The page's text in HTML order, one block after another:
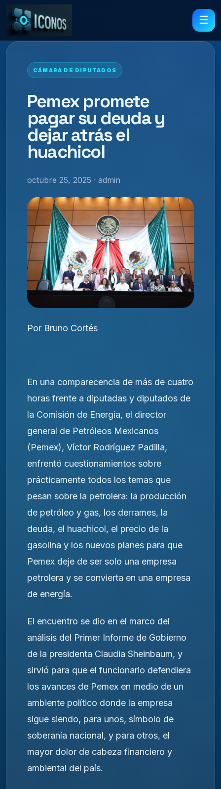
☰
CÁMARA DE DIPUTADOS
Pemex promete
pagar su deuda y
dejar atrás el
huachicol
octubre 25, 2025 · admin
Por Bruno Cortés
En una comparecencia de más de cuatro
horas frente a diputadas y diputados de
la Comisión de Energía, el director
general de Petróleos Mexicanos
(Pemex), Víctor Rodríguez Padilla,
enfrentó cuestionamientos sobre
prácticamente todos los temas que
pesan sobre la petrolera: la producción
de petróleo y gas, los derrames, la
deuda, el huachicol, el precio de la
gasolina y los nuevos planes para que
Pemex deje de ser solo una empresa
petrolera y se convierta en una empresa
de energía.
El encuentro se dio en el marco del
análisis del Primer Informe de Gobierno
de la presidenta Claudia Sheinbaum, y
sirvió para que el funcionario defendiera
los avances de Pemex en medio de un
ambiente político donde la empresa
sigue siendo, para unos, símbolo de
soberanía nacional, y para otros, el
mayor dolor de cabeza financiero y
ambiental del país.